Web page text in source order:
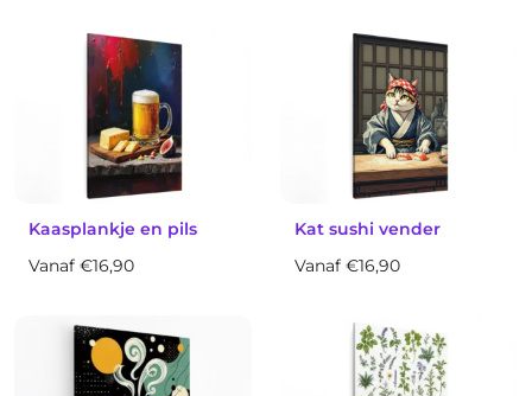
Kaasplankje en pils
Vanaf €16,90
Kat sushi vender
Vanaf €16,90